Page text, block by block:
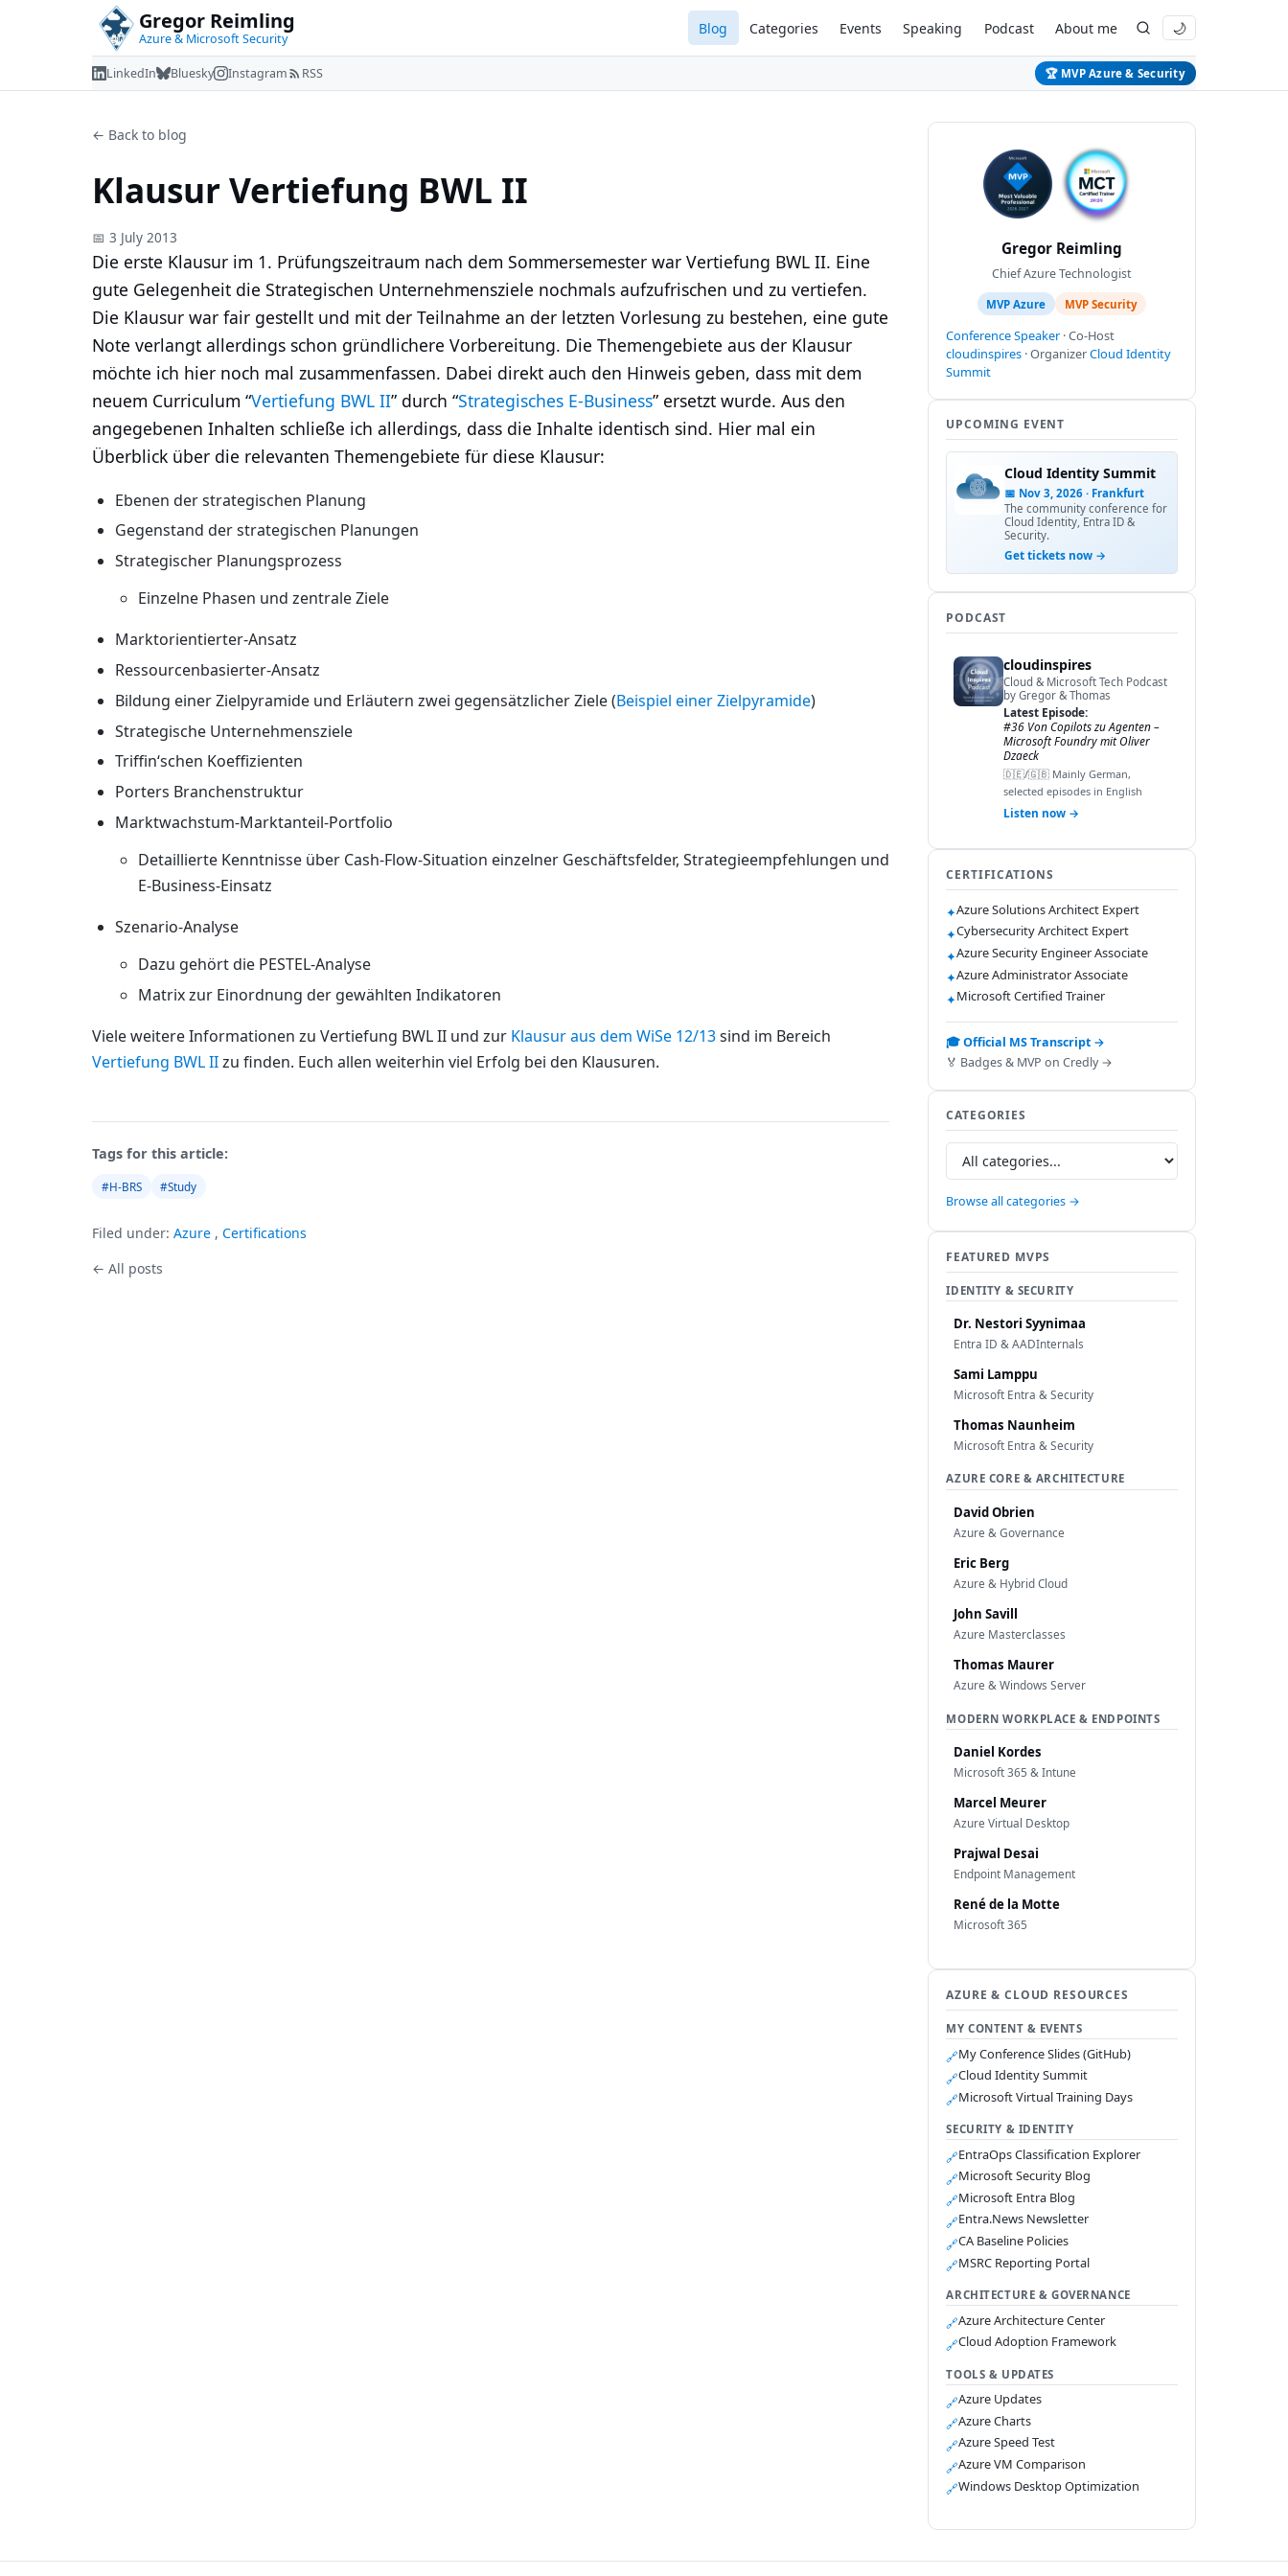
Gregor Reimling
Azure & Microsoft Security
Blog Categories Events Speaking Podcast About me 🌙
LinkedIn Bluesky Instagram RSS 🏆 MVP Azure & Security
← Back to blog
Klausur Vertiefung BWL II
📅 3 July 2013
Die erste Klausur im 1. Prüfungszeitraum nach dem Sommersemester war Vertiefung BWL II. Eine
gute Gelegenheit die Strategischen Unternehmensziele nochmals aufzufrischen und zu vertiefen.
Die Klausur war fair gestellt und mit der Teilnahme an der letzten Vorlesung zu bestehen, eine gute
Note verlangt allerdings schon gründlichere Vorbereitung. Die Themengebiete aus der Klausur
möchte ich hier noch mal zusammenfassen. Dabei direkt auch den Hinweis geben, dass mit dem
neuem Curriculum “Vertiefung BWL II” durch “Strategisches E-Business” ersetzt wurde. Aus den
angegebenen Inhalten schließe ich allerdings, dass die Inhalte identisch sind. Hier mal ein
Überblick über die relevanten Themengebiete für diese Klausur:
Ebenen der strategischen Planung
Gegenstand der strategischen Planungen
Strategischer Planungsprozess
Einzelne Phasen und zentrale Ziele
Marktorientierter-Ansatz
Ressourcenbasierter-Ansatz
Bildung einer Zielpyramide und Erläutern zwei gegensätzlicher Ziele (Beispiel einer Zielpyramide)
Strategische Unternehmensziele
Triffinʻschen Koeffizienten
Porters Branchenstruktur
Marktwachstum-Marktanteil-Portfolio
Detaillierte Kenntnisse über Cash-Flow-Situation einzelner Geschäftsfelder, Strategieempfehlungen und
E-Business-Einsatz
Szenario-Analyse
Dazu gehört die PESTEL-Analyse
Matrix zur Einordnung der gewählten Indikatoren
Viele weitere Informationen zu Vertiefung BWL II und zur Klausur aus dem WiSe 12/13sind im Bereich
Vertiefung BWL IIzu finden. Euch allen weiterhin viel Erfolg bei den Klausuren.
Tags for this article:
#H-BRS #Study
Filed under: Azure , Certifications
← All posts
Gregor Reimling
Chief Azure Technologist
MVP Azure MVP Security
Conference Speaker · Co-Host
cloudinspires · OrganizerCloud Identity
Summit
UPCOMING EVENT
Cloud Identity Summit
📅 Nov 3, 2026 · Frankfurt
The community conference for
Cloud Identity, Entra ID &
Security.
Get tickets now →
PODCAST
cloudinspires
Cloud & Microsoft Tech Podcast
by Gregor & Thomas
Latest Episode:
#36 Von Copilots zu Agenten –
Microsoft Foundry mit Oliver
Dzaeck
🇩🇪/🇬🇧 Mainly German,
selected episodes in English
Listen now →
CERTIFICATIONS
✦Azure Solutions Architect Expert
✦Cybersecurity Architect Expert
✦Azure Security Engineer Associate
✦Azure Administrator Associate
✦Microsoft Certified Trainer
🎓 Official MS Transcript →
🏅 Badges & MVP on Credly →
CATEGORIES
Browse all categories →
FEATURED MVPS
IDENTITY & SECURITY
Dr. Nestori Syynimaa
Entra ID & AADInternals
Sami Lamppu
Microsoft Entra & Security
Thomas Naunheim
Microsoft Entra & Security
AZURE CORE & ARCHITECTURE
David Obrien
Azure & Governance
Eric Berg
Azure & Hybrid Cloud
John Savill
Azure Masterclasses
Thomas Maurer
Azure & Windows Server
MODERN WORKPLACE & ENDPOINTS
Daniel Kordes
Microsoft 365 & Intune
Marcel Meurer
Azure Virtual Desktop
Prajwal Desai
Endpoint Management
René de la Motte
Microsoft 365
AZURE & CLOUD RESOURCES
MY CONTENT & EVENTS
🔗My Conference Slides (GitHub)
🔗Cloud Identity Summit
🔗Microsoft Virtual Training Days
SECURITY & IDENTITY
🔗EntraOps Classification Explorer
🔗Microsoft Security Blog
🔗Microsoft Entra Blog
🔗Entra.News Newsletter
🔗CA Baseline Policies
🔗MSRC Reporting Portal
ARCHITECTURE & GOVERNANCE
🔗Azure Architecture Center
🔗Cloud Adoption Framework
TOOLS & UPDATES
🔗Azure Updates
🔗Azure Charts
🔗Azure Speed Test
🔗Azure VM Comparison
🔗Windows Desktop Optimization